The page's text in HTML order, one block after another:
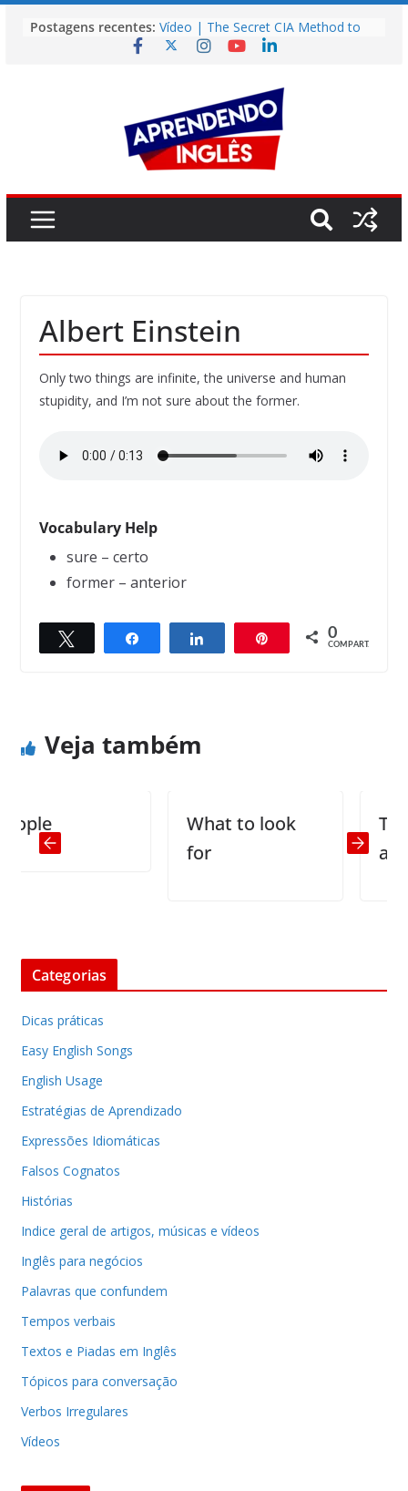
para
Postagens recentes: Vídeo | The Secret CIA Method to
Learn Any Language in 11 Days
Vídeo | Do imaginary friends make
you smarter?
Story | Brasília: The City That Rose
from the Wilderness
Easy English Song | Somewhere
Over the Rainbow (Israel
Albert Einstein
Only two things are infinite, the universe and human
stupidity, and I’m not sure about the former.
Vocabulary Help
sure – certo
former – anterior
Compartilhar Compartilhar 0
COMPART.
← Previous
Next →
Veja também
What to look
The
a
Categorias
Dicas práticas
Easy English Songs
English Usage
Estratégias de Aprendizado
Expressões Idiomáticas
Falsos Cognatos
Histórias
Indice geral de artigos, músicas e vídeos
Inglês para negócios
Palavras que confundem
Tempos verbais
Textos e Piadas em Inglês
Tópicos para conversação
Verbos Irregulares
Vídeos